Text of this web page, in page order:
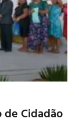
de Cidadão